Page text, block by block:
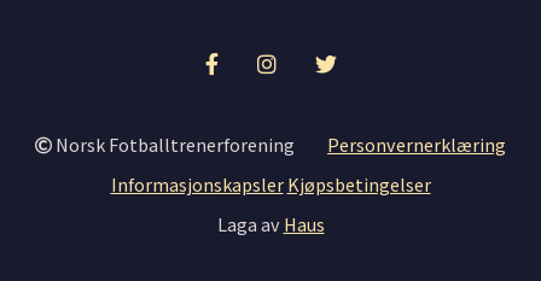
Laga avHaus
Norsk Fotballtrenerforening Personvernerklæring
Informasjonskapsler Kjøpsbetingelser